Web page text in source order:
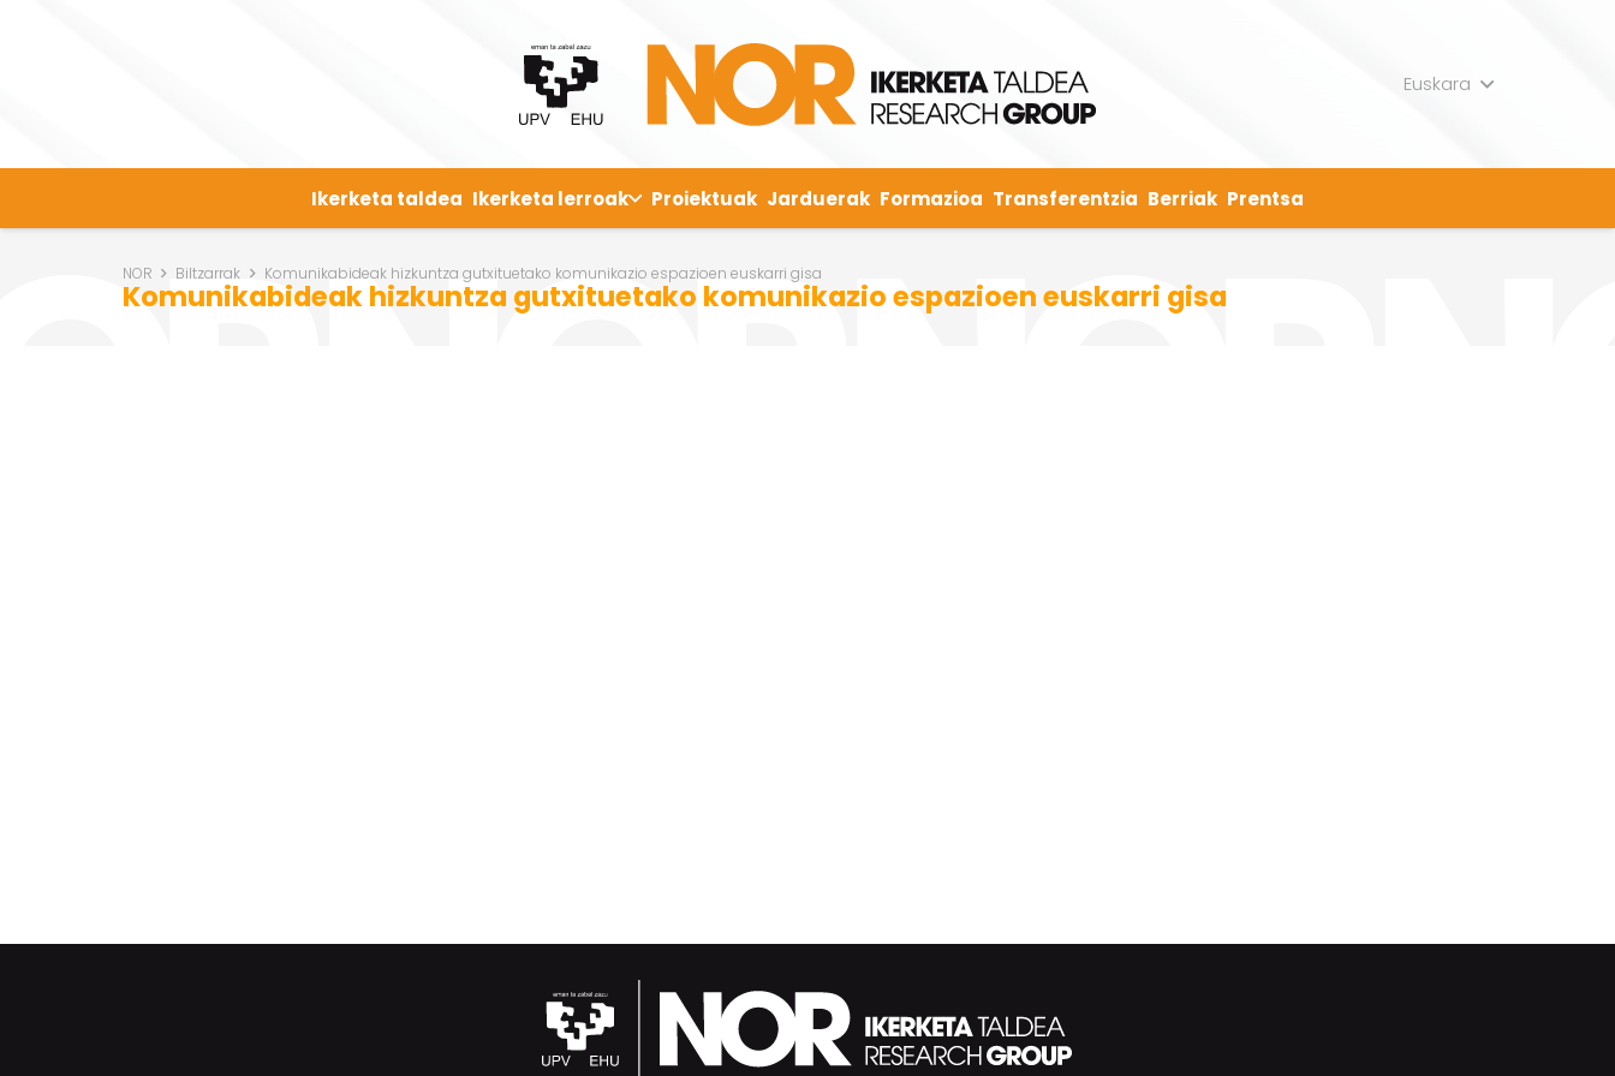
Euskara
Ikerketa taldea Ikerketa lerroak Proiektuak Jarduerak Formazioa Transferentzia Berriak Prentsa
NOR Biltzarrak Komunikabideak hizkuntza gutxituetako komunikazio espazioen euskarri gisa
Komunikabideak hizkuntza gutxituetako komunikazio espazioen euskarri gisa